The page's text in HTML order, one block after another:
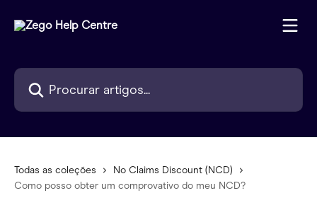
Procurar artigos...
Todas as coleções
No Claims Discount (NCD)
Como posso obter um comprovativo do meu NCD?